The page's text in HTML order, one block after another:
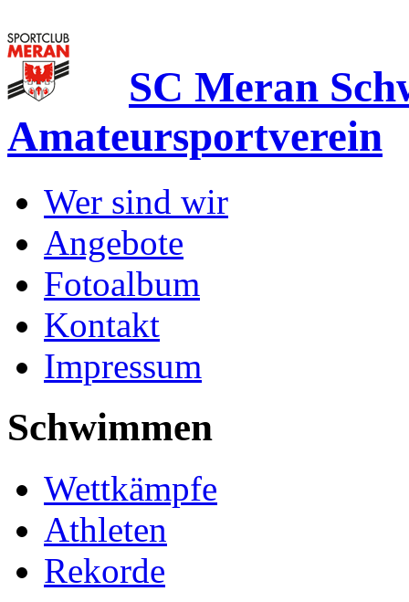
SC Meran
Amateursportverein
Wer sind wir
Angebote
Fotoalbum
Kontakt
Impressum
Schwimmen
Wettkämpfe
Athleten
Rekorde